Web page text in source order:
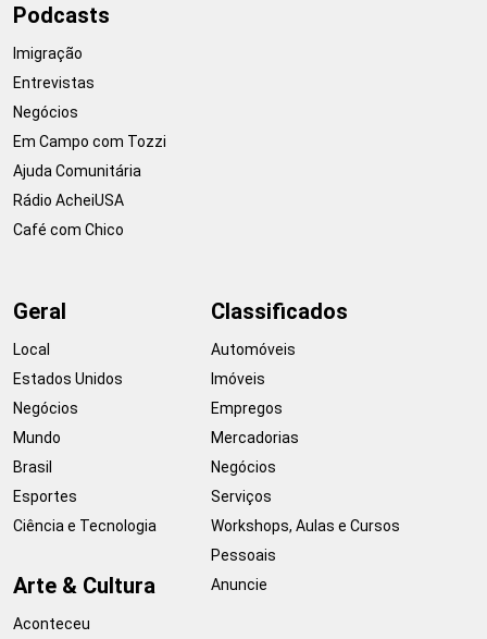
Podcasts
Imigração
Entrevistas
Negócios
Em Campo com Tozzi
Ajuda Comunitária
Rádio AcheiUSA
Café com Chico
Geral
Local
Estados Unidos
Negócios
Mundo
Brasil
Esportes
Ciência e Tecnologia
Arte & Cultura
Aconteceu
Classificados
Automóveis
Imóveis
Empregos
Mercadorias
Negócios
Serviços
Workshops, Aulas e Cursos
Pessoais
Anuncie